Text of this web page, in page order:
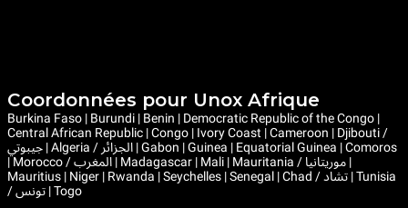
Coordonnées pour Unox Afrique
Burkina Faso | Burundi | Benin | Democratic Republic of the Congo |
Central African Republic | Congo | Ivory Coast | Cameroon | Djibouti /
جيبوتي | Algeria / الجزائر | Gabon | Guinea | Equatorial Guinea | Comoros
| Morocco / المغرب | Madagascar | Mali | Mauritania / موريتانيا |
Mauritius | Niger | Rwanda | Seychelles | Senegal | Chad / تشاد | Tunisia
/ تونس | Togo